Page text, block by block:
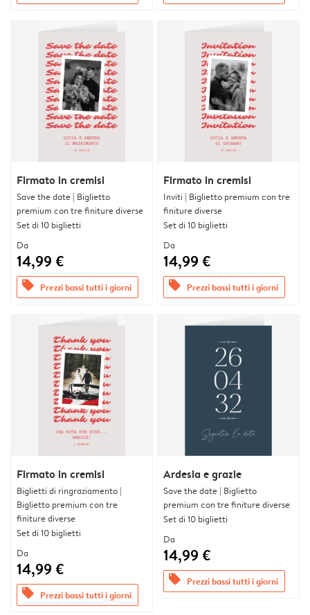
Firmato in cremisi
Save the date | Biglietto
premium con tre finiture diverse
Set di 10 biglietti
Da
14,99 €
offers Prezzi bassi tutti i giorni
Firmato in cremisi
Inviti | Biglietto premium con tre
finiture diverse
Set di 10 biglietti
Da
14,99 €
offers Prezzi bassi tutti i giorni
Firmato in cremisi
Biglietti di ringraziamento |
Biglietto premium con tre
finiture diverse
Set di 10 biglietti
Da
14,99 €
offers Prezzi bassi tutti i giorni
Ardesia e grazie
Save the date | Biglietto
premium con tre finiture diverse
Set di 10 biglietti
Da
14,99 €
offers Prezzi bassi tutti i giorni